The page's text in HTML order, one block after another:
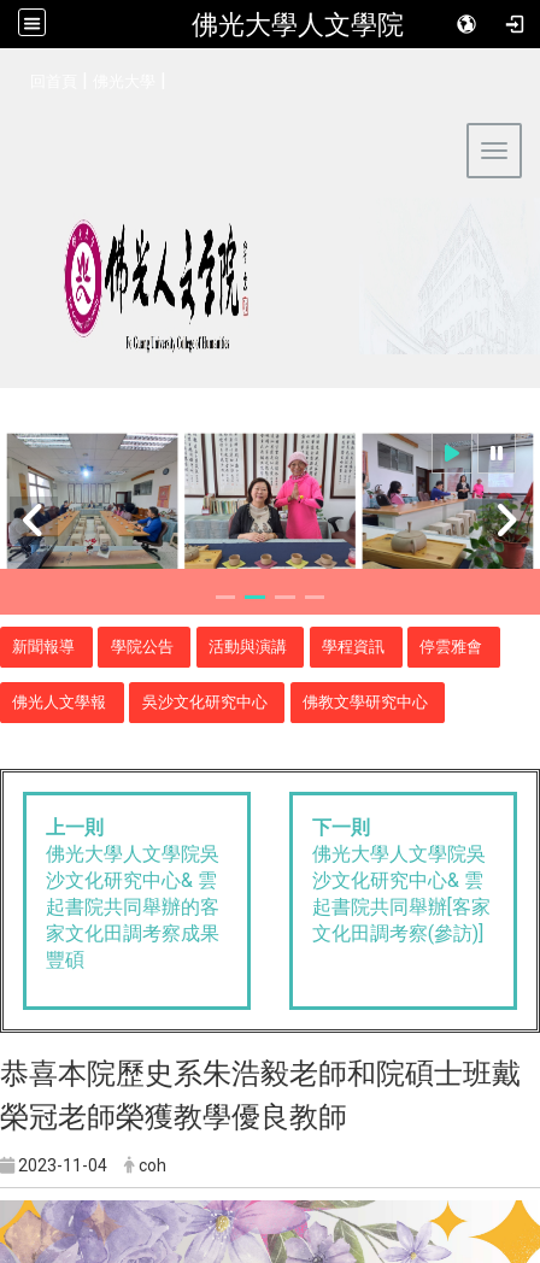
佛光大學人文學院
新聞報導 學院公告 活動與演講 學程資訊 停雲雅會
佛光人文學報 吳沙文化研究中心 佛教文學研究中心
上一則
佛光大學人文學院吳
沙文化研究中心& 雲
起書院共同舉辦的客
家文化田調考察成果
豐碩
下一則
佛光大學人文學院吳
沙文化研究中心& 雲
起書院共同舉辦[客家
文化田調考察(參訪)]
恭喜本院歷史系朱浩毅老師和院碩士班戴
榮冠老師榮獲教學優良教師
2023-11-04 coh